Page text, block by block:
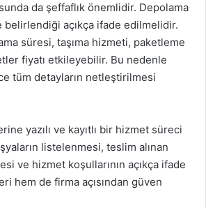
da şeffaflık önemlidir. Depolama
açıkça ifade edilmelidir.
süresi, taşıma hizmeti, paketleme
fiyatı etkileyebilir. Bu nedenle
tüm detayların netleştirilmesi
yazılı ve kayıtlı bir hizmet süreci
listelenmesi, teslim alınan
ve hizmet koşullarının açıkça ifade
hem de firma açısından güven